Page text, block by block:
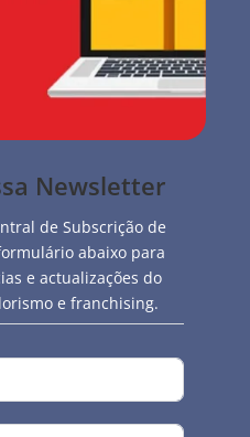
Newsletter
de Subscrição de
abaixo para
e actualizações do
e franchising.